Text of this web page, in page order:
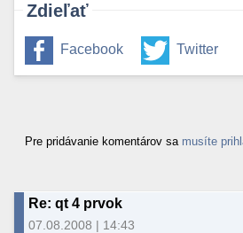
Zdieľať
Facebook Twitter
Pre pridávanie komentárov sa musíte
Re: qt 4 prvok
07.08.2008 | 14:43